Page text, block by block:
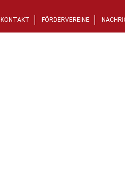
KONTAKT FÖRDERVEREINE